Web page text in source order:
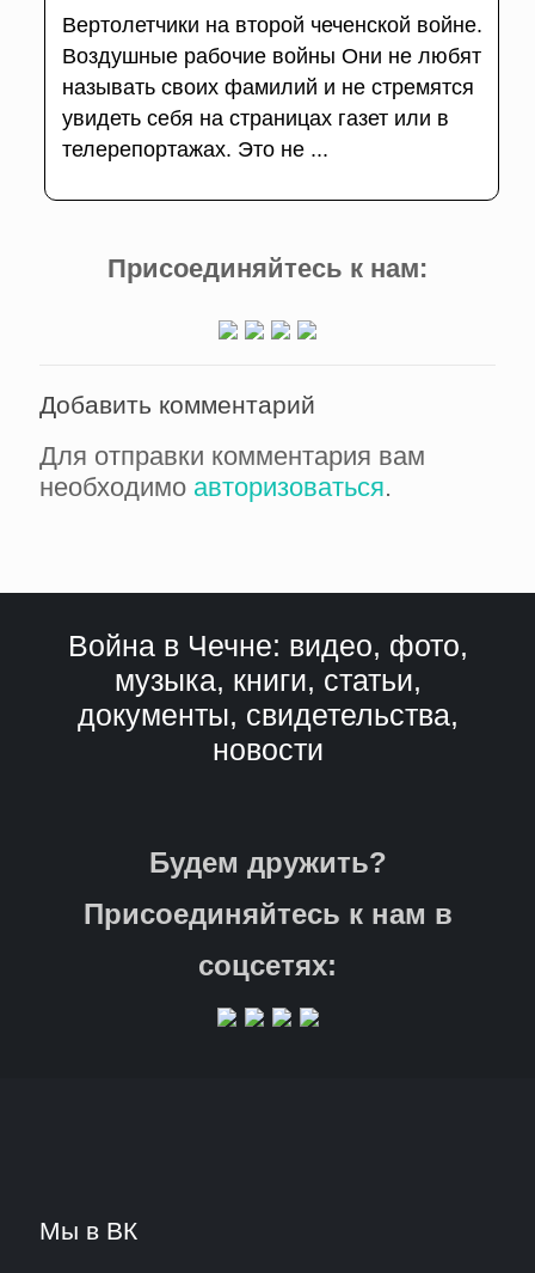
Вертолетчики на второй чеченской войне.
Воздушные рабочие войны Они не любят
называть своих фамилий и не стремятся
уви­деть себя на страницах газет или в
телерепортажах. Это не ...
Присоединяйтесь к нам:
Добавить комментарий
Для отправки комментария вам
необходимо авторизоваться.
Война в Чечне: видео, фото,
музыка, книги, статьи,
документы, свидетельства,
новости
Будем дружить?
Присоединяйтесь к нам в
соцсетях:
Мы в ВК